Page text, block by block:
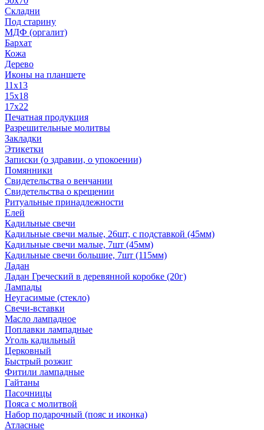
Складни
Под старину
МДФ (оргалит)
Бархат
Кожа
Дерево
Иконы на планшете
11х13
15х18
17х22
Печатная продукция
Разрешительные молитвы
Закладки
Этикетки
Записки (о здравии, о упокоении)
Помянники
Свидетельства о венчании
Свидетельства о крещении
Ритуальные принадлежности
Елей
Кадильные свечи
Кадильные свечи малые, 26шт, с подставкой (45мм)
Кадильные свечи малые, 7шт (45мм)
Кадильные свечи большие, 7шт (115мм)
Ладан
Ладан Греческий в деревянной коробке (20г)
Лампады
Неугасимые (стекло)
Свечи-вставки
Масло лампадное
Поплавки лампадные
Уголь кадильный
Церковный
Быстрый розжиг
Фитили лампадные
Гайтаны
Пасочницы
Пояса с молитвой
Набор подарочный (пояс и иконка)
Атласные